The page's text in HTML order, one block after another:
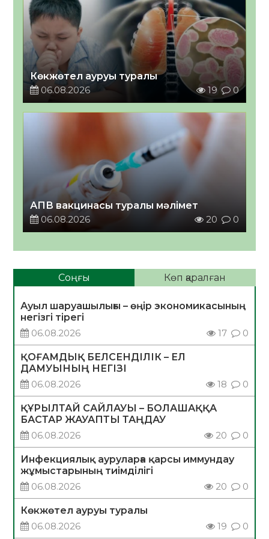
Көкжөтел ауруы туралы
06.08.2026
19 0
АПВ вакцинасы туралы мәлімет
06.08.2026
20 0
Соңғы Көп қаралған
Ауыл шаруашылығы – өңір экономикасының
негізгі тірегі
06.08.2026
17 0
ҚОҒАМДЫҚ БЕЛСЕНДІЛІК – ЕЛ
ДАМУЫНЫҢ НЕГІЗІ
06.08.2026
18 0
ҚҰРЫЛТАЙ САЙЛАУЫ – БОЛАШАҚҚА
БАСТАР ЖАУАПТЫ ТАҢДАУ
06.08.2026
20 0
Инфекциялық ауруларға қарсы иммундау
жұмыстарының тиімділігі
06.08.2026
20 0
Көкжөтел ауруы туралы
06.08.2026
19 0